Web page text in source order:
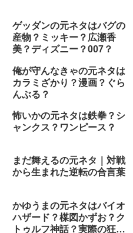
ゲッダンの元ネタはバグの
産物？ミッキー？広瀬香
美？ディズニー？007？
俺が守んなきゃの元ネタは
カラミざかり？漫画？ぐら
んぶる？
怖いかの元ネタは鉄拳？シ
ャンクス？ワンピース？
まだ舞えるの元ネタ｜対戦
から生まれた逆転の合言葉
かゆうまの元ネタはバイオ
ハザード？楳図かずお？ク
トゥルフ神話？実際の狂人